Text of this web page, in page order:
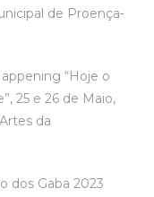
de Proença-
“Hoje o
25 e 26 de Maio,
da
dos Gaba 2023